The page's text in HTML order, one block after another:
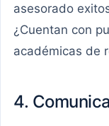
asesorado
¿Cuentan con
académicas de
4.